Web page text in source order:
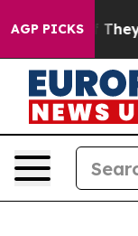
AGP PICKS
Proof They Exist